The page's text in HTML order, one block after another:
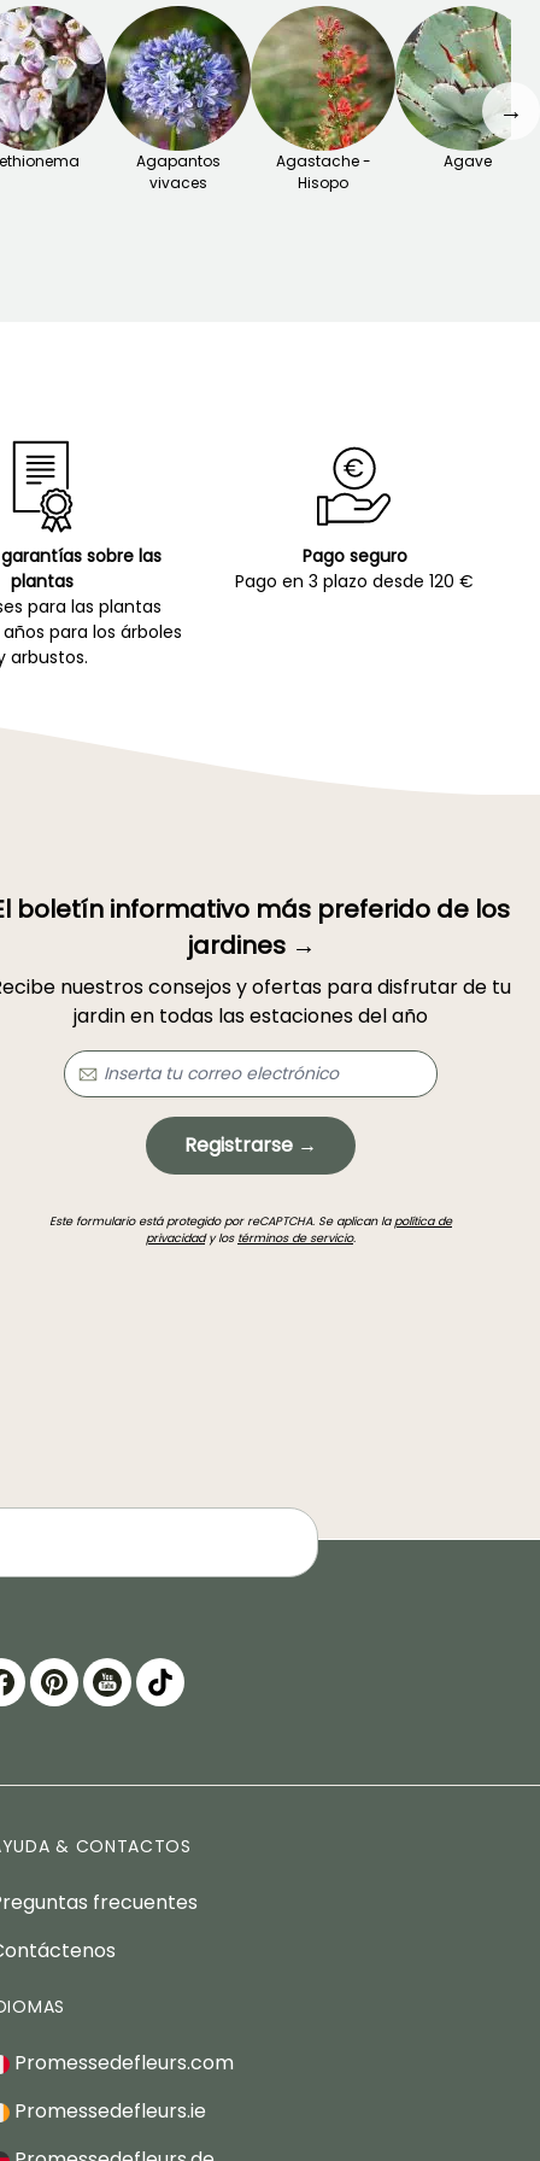
Agapantos
vivaces
Agastache -
Hisopo
Agave
→
sobre las
plantas
para las plantas
para los árboles
arbustos.
Pago seguro
Pago en 3 plazo desde 120 €
boletín informativo más preferido de los
jardines →
nuestros consejos y ofertas para disfrutar de tu
jardin en todas las estaciones del año
Registrarse →
Este formulario está protegido por reCAPTCHA. Se aplican lapolítica de
privacidady los términos de servicio.
& CONTACTOS
frecuentes
Promessedefleurs.com
Promessedefleurs.ie